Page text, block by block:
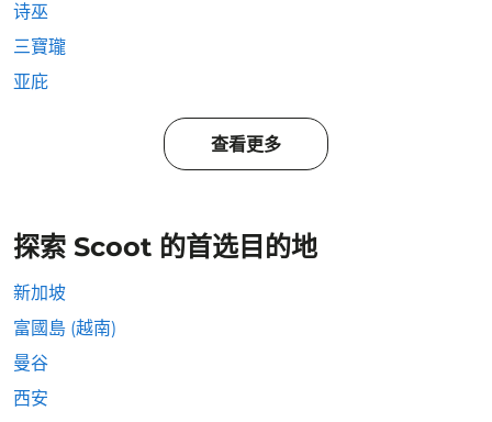
诗巫
三寶瓏
亚庇
查看更多
探索 Scoot 的首选目的地
新加坡
富國島 (越南)
曼谷
西安